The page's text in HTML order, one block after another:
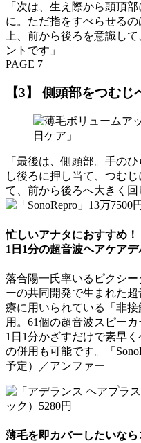
「次は、生え際から頭頂
に。ただ指をすべらせる
上、前から後ろを意識し
ントです」
PAGE 7
【3】 側頭部をつむじ
「最後は、側頭部。手の
し後ろに押し当て、つむ
て、前から後ろへ大きく回
忙しいアナタにおすすめ！
1日1分の超音波ヘアケアデ
落合陽一氏率いるピクシ
ーの共同開発で生まれた
療に用いられている「非
用。61個の超音波スピー
1日1分かざすだけで素早
の併用も可能です。「
予定）／アンファー
薄毛を即カバーしたいなら